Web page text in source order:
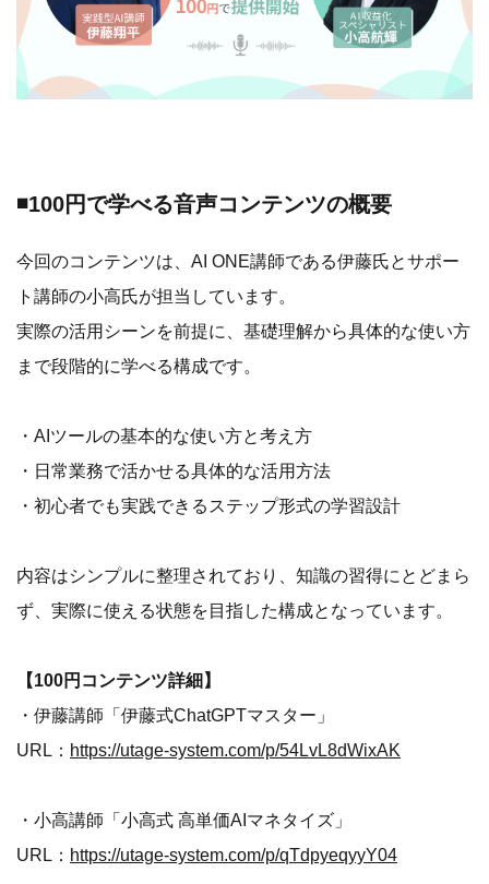
◾️100円で学べる音声コンテンツの概要
今回のコンテンツは、AI ONE講師である伊藤氏とサポー
ト講師の小高氏が担当しています。
実際の活用シーンを前提に、基礎理解から具体的な使い方
まで段階的に学べる構成です。
・AIツールの基本的な使い方と考え方
・日常業務で活かせる具体的な活用方法
・初心者でも実践できるステップ形式の学習設計
内容はシンプルに整理されており、知識の習得にとどまら
ず、実際に使える状態を目指した構成となっています。
【100円コンテンツ詳細】
・伊藤講師「伊藤式ChatGPTマスター」
URL： https://utage-system.com/p/54LvL8dWixAK
・小高講師「小高式 高単価AIマネタイズ」
URL： https://utage-system.com/p/qTdpyeqyyY04